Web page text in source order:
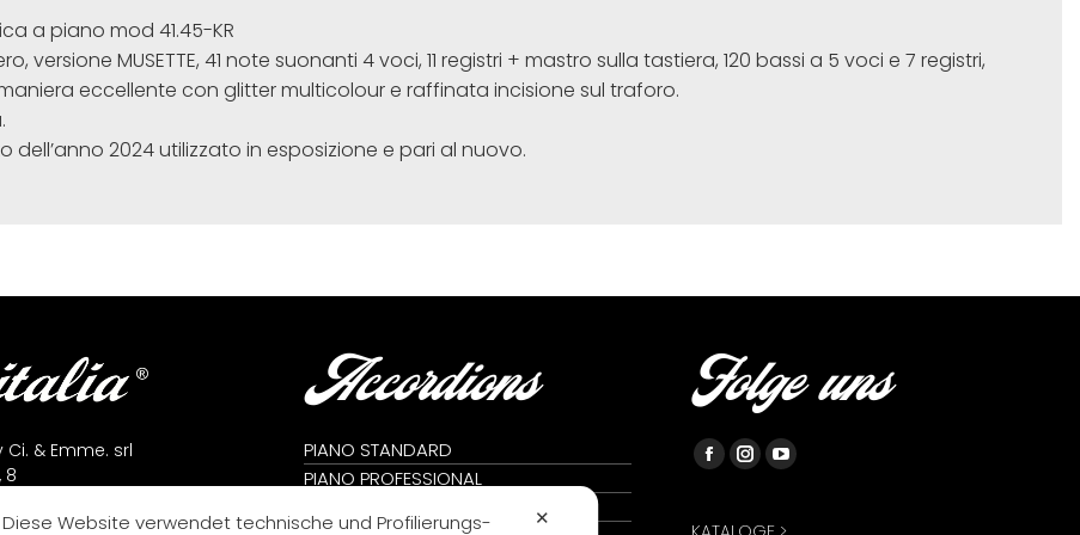
a piano mod 41.45-KR
versione MUSETTE, 41 note suonanti 4 voci, 11 registri + mastro sulla tastiera, 120 bassi a 5 voci e 7 registri,
eccellente con glitter multicolour e raffinata incisione sul traforo.
dell’anno 2024 utilizzato in esposizione e pari al nuovo.
Ci. & Emme. srl
8
(AN) - Italy
7823666
Accordions
PIANO STANDARD
PIANO PROFESSIONAL
Folge uns
Facebook
opens
Instagram
opens
YouTube
opens
✕
Diese Website verwendet technische und Profilierungs-